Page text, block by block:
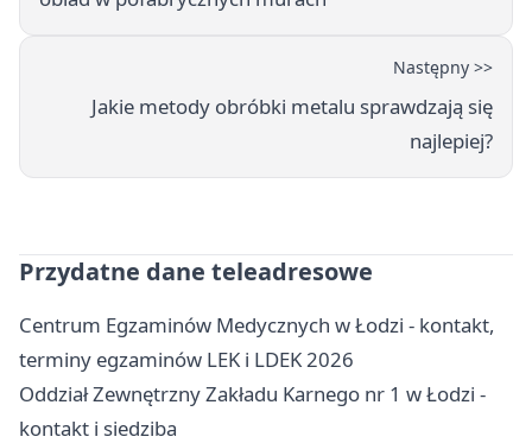
Następny >>
Jakie metody obróbki metalu sprawdzają się
najlepiej?
Przydatne dane teleadresowe
Centrum Egzaminów Medycznych w Łodzi - kontakt,
terminy egzaminów LEK i LDEK 2026
Oddział Zewnętrzny Zakładu Karnego nr 1 w Łodzi -
kontakt i siedziba